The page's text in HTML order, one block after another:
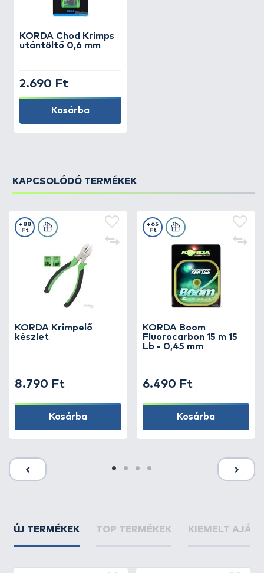
KORDA Chod Krimps
utántöltő 0,6 mm
2.690 Ft
Kosárba
KAPCSOLÓDÓ TERMÉKEK
KORDA Krimpelő
készlet
+88
Ft
8.790 Ft
Kosárba
KORDA Boom
Fluorocarbon 15 m 15
Lb - 0,45 mm
+65
Ft
6.490 Ft
Kosárba
ÚJ TERMÉKEK TOP TERMÉKEK KIEMELT